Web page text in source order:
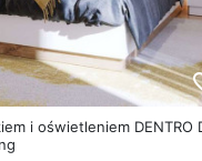
i oświetleniem DENTRO